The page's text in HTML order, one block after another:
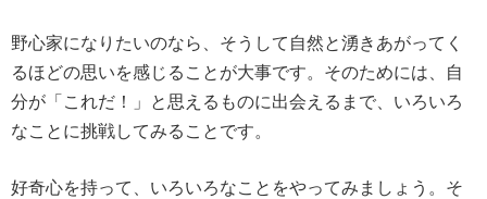
野心家になりたいのなら、そうして自然と湧きあがってく
るほどの思いを感じることが大事です。そのためには、自
分が「これだ！」と思えるものに出会えるまで、いろいろ
なことに挑戦してみることです。
好奇心を持って、いろいろなことをやってみましょう。そ